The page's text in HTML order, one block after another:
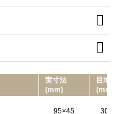


実⼨法
(mm)
目地
(mm)
95×45